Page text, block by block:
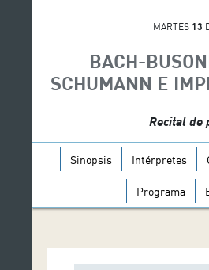
MARTES 13
BACH-
SCHUMANN E
Recital de
Sinopsis Intérpretes
Programa